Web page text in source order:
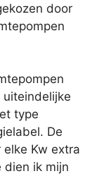
door
type
De
Kw extra
dien ik mijn